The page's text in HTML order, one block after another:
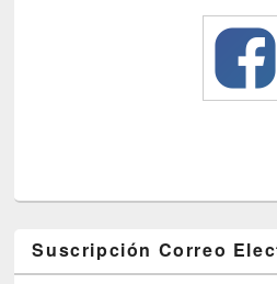
Suscripción Correo